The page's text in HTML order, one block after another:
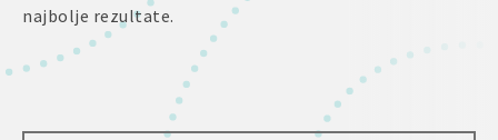
najbolje rezultate.